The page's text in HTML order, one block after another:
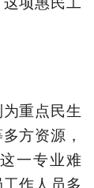
重点民生
方资源，
一专业难
作人员多